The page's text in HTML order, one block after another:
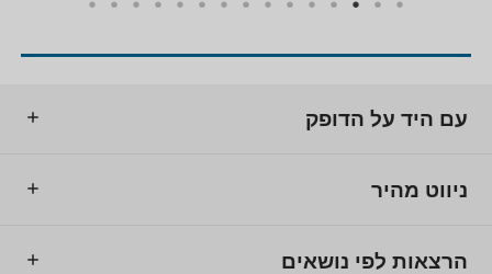
עם היד על הדופק
ניווט מהיר
הרצאות לפי נושאים